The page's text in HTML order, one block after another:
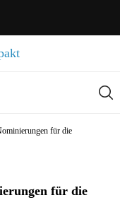
für die
für die